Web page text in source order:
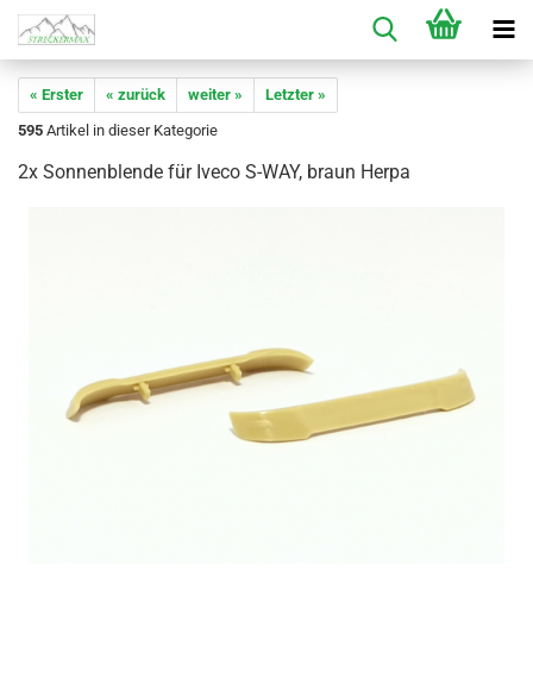
« Erster « zurück weiter »
Letzter »
595 Artikel in dieser Kategorie
2x Sonnenblende für Iveco S-WAY, braun Herpa